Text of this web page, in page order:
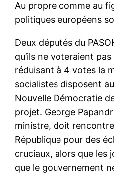
Au propre comme au
politiques européens
Deux députés du
qu’ils ne voteraient
réduisant à 4 votes la
socialistes disposent
Nouvelle Démocratie
projet. George
ministre, doit
République pour des
cruciaux, alors que les
que le gouvernement